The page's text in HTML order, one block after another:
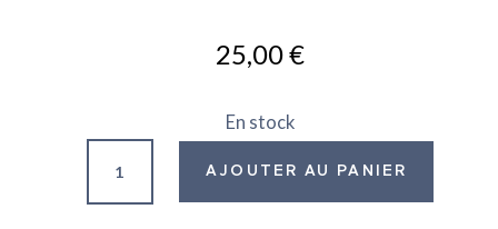
25,00€
En stock
AJOUTER AU PANIER